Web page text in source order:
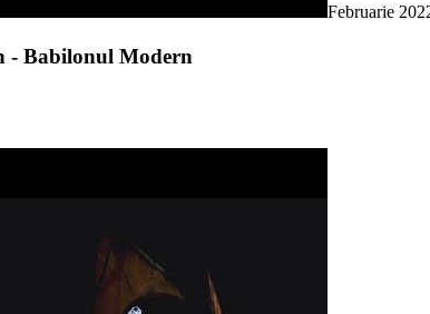
Februarie
- Babilonul Modern